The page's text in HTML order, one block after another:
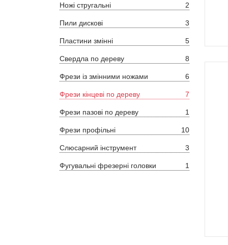
Ножі стругальні 2
Пили дискові 3
Пластини змінні 5
Свердла по дереву 8
Фрези із змінними ножами 6
Фрези кінцеві по дереву 7
Фрези пазові по дереву 1
Фрези профільні 10
Слюсарний інструмент 3
Фугувальні фрезерні головки 1